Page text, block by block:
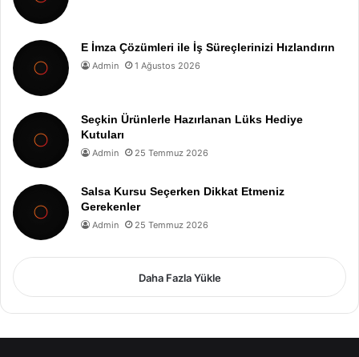
E İmza Çözümleri ile İş Süreçlerinizi Hızlandırın
Admin 1 Ağustos 2026
Seçkin Ürünlerle Hazırlanan Lüks Hediye
Kutuları
Admin 25 Temmuz 2026
Salsa Kursu Seçerken Dikkat Etmeniz
Gerekenler
Admin 25 Temmuz 2026
Daha Fazla Yükle